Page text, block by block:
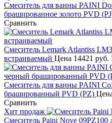
Смеситель для ванны PAINI
брашированное золото PVD
Сравнить
Смеситель Lemark Atlantiss
встраиваемый Цена 14421 руб.
Смеситель для ванны PAINI
брашированный PVD (PZ)
Сравнить
Хит продаж
Смеситель Paini Nove 09PZ100